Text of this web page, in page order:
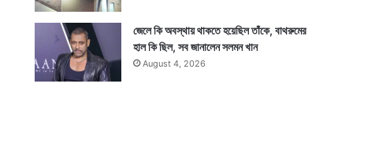
জেলে কি অবস্থায় থাকতে হয়েছিল তাঁকে, বাথরুমের
হাল কি ছিল, সব জানালেন সলমন খান
August 4, 2026